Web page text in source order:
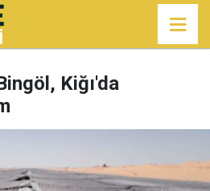
Kiğı'da